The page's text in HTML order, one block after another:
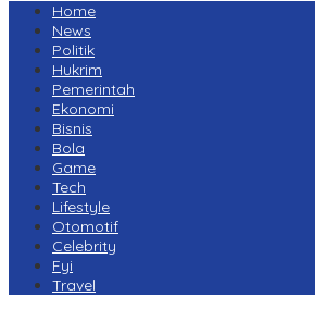
Home
News
Politik
Hukrim
Pemerintah
Ekonomi
Bisnis
Bola
Game
Tech
Lifestyle
Otomotif
Celebrity
Fyi
Travel